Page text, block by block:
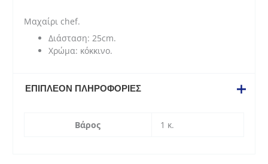
Μαχαίρι chef.
Διάσταση: 25cm.
Χρώμα: κόκκινο.
ΕΠΙΠΛΈΟΝ ΠΛΗΡΟΦΟΡΊΕΣ
Βάρος 1 κ.